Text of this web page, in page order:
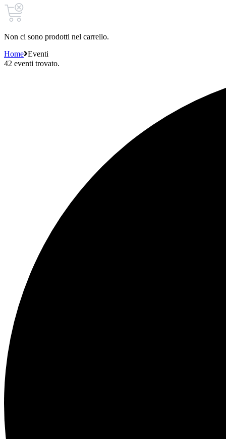
Non ci sono prodotti nel carrello.
Home Eventi
42 eventi trovato.